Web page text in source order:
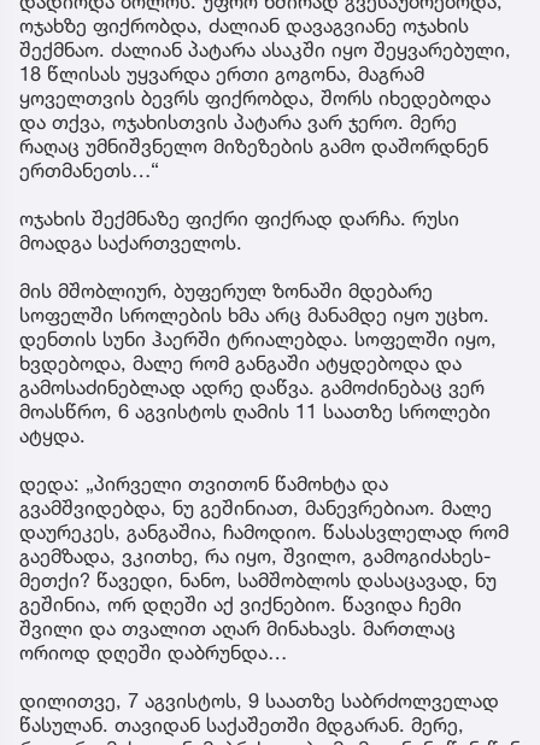
ოჯახზე ფიქრობდა, ძალიან დავაგვიანე ოჯახის
შექმნაო. ძალიან პატარა ასაკში იყო შეყვარებული,
18 წლისას უყვარდა ერთი გოგონა, მაგრამ
ყოველთვის ბევრს ფიქრობდა, შორს იხედებოდა
და თქვა, ოჯახისთვის პატარა ვარ ჯერო. მერე
რაღაც უმნიშვნელო მიზეზების გამო დაშორდნენ
ერთმანეთს…“
ოჯახის შექმნაზე ფიქრი ფიქრად დარჩა. რუსი
მოადგა საქართველოს.
მის მშობლიურ, ბუფერულ ზონაში მდებარე
სოფელში სროლების ხმა არც მანამდე იყო უცხო.
დენთის სუნი ჰაერში ტრიალებდა. სოფელში იყო,
ხვდებოდა, მალე რომ განგაში ატყდებოდა და
გამოსაძინებლად ადრე დაწვა. გამოძინებაც ვერ
მოასწრო, 6 აგვისტოს ღამის 11 საათზე სროლები
ატყდა.
დედა: „პირველი თვითონ წამოხტა და
გვამშვიდებდა, ნუ გეშინიათ, მანევრებიაო. მალე
დაურეკეს, განგაშია, ჩამოდიო. წასასვლელად რომ
გაემზადა, ვკითხე, რა იყო, შვილო, გამოგიძახეს-
მეთქი? წავედი, ნანო, სამშობლოს დასაცავად, ნუ
გეშინია, ორ დღეში აქ ვიქნებიო. წავიდა ჩემი
შვილი და თვალით აღარ მინახავს. მართლაც
ორიოდ დღეში დაბრუნდა…
დილითვე, 7 აგვისტოს, 9 საათზე საბრძოლველად
წასულან. თავიდან საქაშეთში მდგარან. მერე,